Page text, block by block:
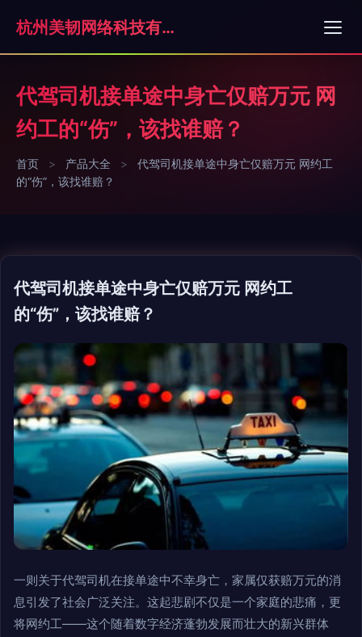
杭州美韧网络科技有限公司
代驾司机接单途中身亡仅赔万元 网
约工的“伤”，该找谁赔？
首页 > 产品大全 >
代驾司机接单途中身亡仅赔万元 网约工
的“伤”，该找谁赔？
代驾司机接单途中身亡仅赔万元 网约工
的“伤”，该找谁赔？
一则关于代驾司机在接单途中不幸身亡，家属仅获赔万元的消
息引发了社会广泛关注。这起悲剧不仅是一个家庭的悲痛，更
将网约工——这个随着数字经济蓬勃发展而壮大的新兴群体